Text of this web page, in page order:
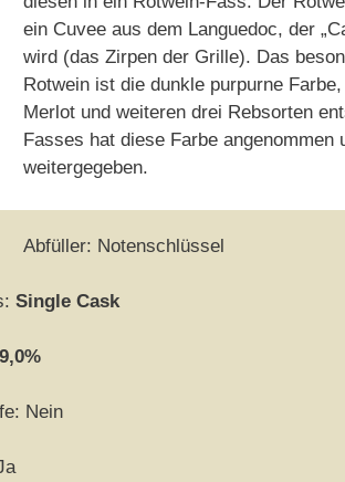
ein Cuvee aus dem Languedoc, der
wird (das Zirpen der Grille). Das
Rotwein ist die dunkle purpurne
Merlot und weiteren drei Rebsorten
Fasses hat diese Farbe angenommen
weitergegeben.
Abfüller: Notenschlüssel
Single Cask
Nein